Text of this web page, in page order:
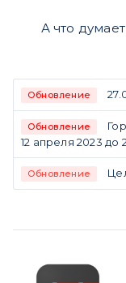
А что
Обновление
Обновление
12 апреля 2023 до
Обновление